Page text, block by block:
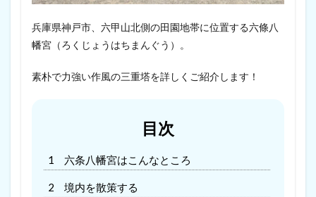
兵庫県神戸市、六甲山北側の田園地帯に位置する六條八
幡宮（ろくじょうはちまんぐう）。
素朴で力強い作風の三重塔を詳しくご紹介します！
目次
1 六条八幡宮はこんなところ
2 境内を散策する